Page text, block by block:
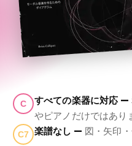
C すべての楽器に対応 —
やピアノだけではあり
C7 楽譜なし — 図・矢印